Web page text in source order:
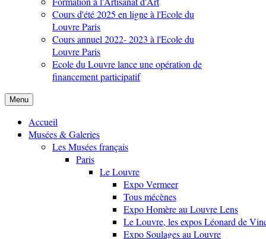
Cours d'été 2025 en ligne à l'Ecole du
Louvre Paris
Cours annuel 2022- 2023 à l'Ecole du
Louvre Paris
Ecole du Louvre lance une opération de
financement participatif
Menu
Accueil
Musées & Galeries
Les Musées français
Paris
Le Louvre
Expo Vermeer
Tous mécènes
Expo Homère au Louvre Lens
Le Louvre, les expos Léonard de
Expo Soulages au Louvre